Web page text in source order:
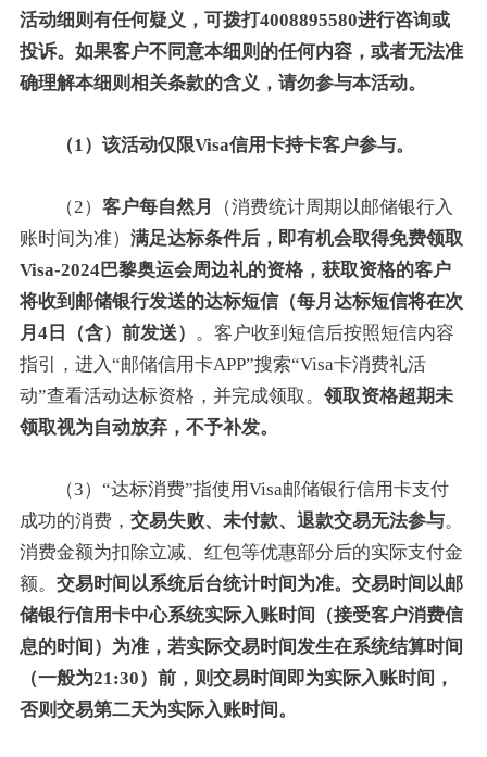
活动细则有任何疑义，可拨打4008895580进行咨询或
投诉。如果客户不同意本细则的任何内容，或者无法准
确理解本细则相关条款的含义，请勿参与本活动。
（1）该活动仅限Visa信用卡持卡客户参与。
（2）客户每自然月
（消费统计周期以邮储银行入
账时间为准） 满足达标条件后，即有机会取得免费领取
Visa-2024巴黎奥运会周边礼的资格，获取资格的客户
将收到邮储银行发送的达标短信（每月达标短信将在次
月4日（含）前发送） 。客户收到短信后按照短信内容
指引，进入“邮储信用卡APP”搜索“Visa卡消费礼活
动”查看活动达标资格，并完成领取。 领取资格超期未
领取视为自动放弃，不予补发。
（3）“达标消费”指使用Visa邮储银行信用卡支付
成功的消费， 交易失败、未付款、退款交易无法参与。
消费金额为扣除立减、红包等优惠部分后的实际支付金
额。 交易时间以系统后台统计时间为准。交易时间以邮
储银行信用卡中心系统实际入账时间（接受客户消费信
息的时间）为准，若实际交易时间发生在系统结算时间
（一般为21:30）前，则交易时间即为实际入账时间，
否则交易第二天为实际入账时间。